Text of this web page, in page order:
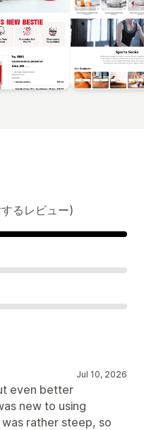
るレビュー)
Jul 10, 2026
even better
new to using
rather steep, so